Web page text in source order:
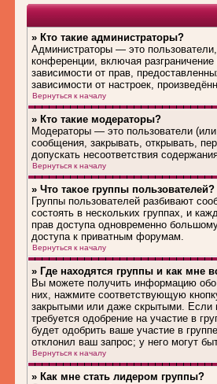
» Кто такие администраторы?
Администраторы — это
конференции, включая
зависимости от прав,
зависимости от настроек,
Вернуться к началу
» Кто такие модераторы?
Модераторы — это пользователи
сообщения, закрывать, открывать,
допускать несоответствия
Вернуться к началу
» Что такое группы пользователей?
Группы пользователей разбивают
состоять в нескольких группах, и
прав доступа одновременно
доступа к приватным форумам.
Вернуться к началу
» Где находятся группы и как мне
Вы можете получить информацию
них, нажмите соответствующую
закрытыми или даже скрытыми. Если
требуется одобрение на участие в
будет одобрить ваше участие в
отклонил ваш запрос; у него могут
Вернуться к началу
» Как мне стать лидером группы?